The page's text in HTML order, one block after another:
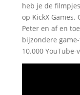
heb je de
op KickX Games.
Peter en af en
bijzondere
10.000 YouTube-